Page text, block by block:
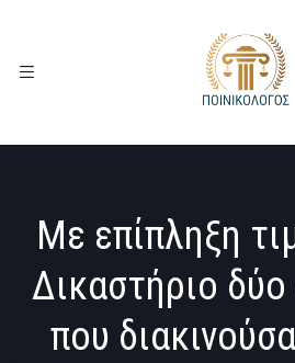
Με επίπληξη
Δικαστήριο δύο
που